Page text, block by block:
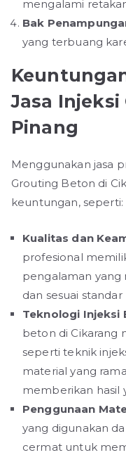
mengalami
Bak
yang terbuang
Jasa
Pinang
Menggunakan jasa
Grouting Beton di
keuntungan, seperti:
Kualitas dan
profesional
pengalaman yang
dan sesuai
Teknologi Injeksi
beton di Cikarang
seperti teknik
material yang
memberikan hasil
Penggunaan
yang digunakan
cermat untuk